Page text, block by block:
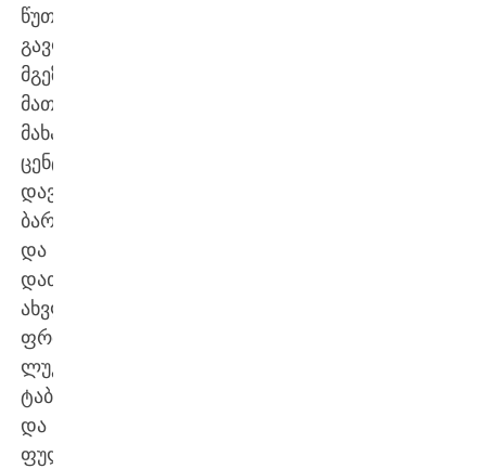
წუთებიდან
გავლენ
მგეზავი
მათე
მახარაძე,
ცენტრები
დავით
ბარბაქაძე
და
დათა
ახვლედიანი,
ფრთა
ლუკა
ტაბატაძე
და
ფულბეკი